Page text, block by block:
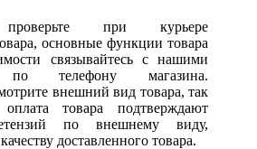
проверьте при курьере
основные функции товара
связывайтесь с нашими
по телефону магазина.
внешний вид товара, так
товара подтверждают
по внешнему виду,
доставленного товара.